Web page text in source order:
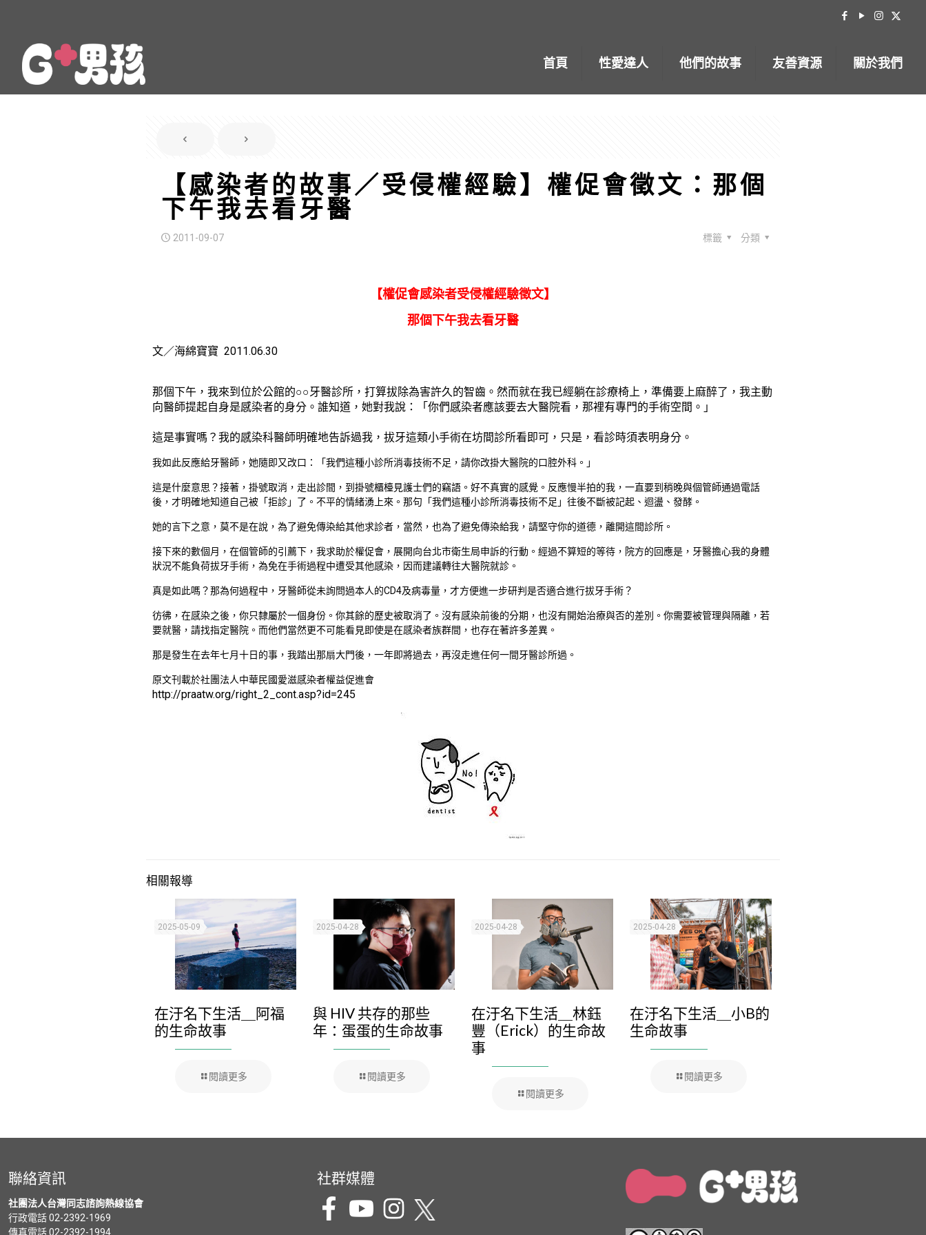
首頁 性愛達人 他們的故事 友善資源 關於我們
【感染者的故事／受侵權經驗】權促會徵文：那個
下午我去看牙醫
2011-09-07 分類
標籤
【權促會感染者受侵權經驗徵文】
那個下午我去看牙醫
文／海綿寶寶 2011.06.30
那個下午，我來到位於公館的○○牙醫診所，打算拔除為害許久的智齒。然而就在我已經躺在診療椅上，準備要上麻醉了，我主動
向醫師提起自身是感染者的身分。誰知道，她對我說：「你們感染者應該要去大醫院看，那裡有專門的手術空間。」
這是事實嗎？我的感染科醫師明確地告訴過我，拔牙這類小手術在坊間診所看即可，只是，看診時須表明身分。
我如此反應給牙醫師，她隨即又改口：「我們這種小診所消毒技術不足，請你改掛大醫院的口腔外科。」
這是什麼意思？接著，掛號取消，走出診間，到掛號櫃檯見護士們的竊語。好不真實的感覺。反應慢半拍的我，一直要到稍晚與個管師通過電話
後，才明確地知道自己被「拒診」了。不平的情緒湧上來。那句「我們這種小診所消毒技術不足」往後不斷被記起、迴盪、發酵。
她的言下之意，莫不是在說，為了避免傳染給其他求診者，當然，也為了避免傳染給我，請堅守你的道德，離開這間診所。
接下來的數個月，在個管師的引薦下，我求助於權促會，展開向台北市衛生局申訴的行動。經過不算短的等待，院方的回應是，牙醫擔心我的身體
狀況不能負荷拔牙手術，為免在手術過程中遭受其他感染，因而建議轉往大醫院就診。
真是如此嗎？那為何過程中，牙醫師從未詢問過本人的CD4及病毒量，才方便進一步研判是否適合進行拔牙手術？
彷彿，在感染之後，你只隸屬於一個身份。你其餘的歷史被取消了。沒有感染前後的分期，也沒有開始治療與否的差別。你需要被管理與隔離，若
要就醫，請找指定醫院。而他們當然更不可能看見即使是在感染者族群間，也存在著許多差異。
那是發生在去年七月十日的事，我踏出那扇大門後，一年即將過去，再沒走進任何一間牙醫診所過。
原文刊載於社團法人中華民國愛滋感染者權益促進會
http://praatw.org/right_2_cont.asp?id=245
相關報導
2025-05-09
在汙名下生活＿阿福
的生命故事
閱讀更多
2025-04-28
與 HIV 共存的那些
年：蛋蛋的生命故事
閱讀更多
2025-04-28
在汙名下生活＿林鈺
豐（Erick）的生命故
事
閱讀更多
2025-04-28
在汙名下生活＿小B的
生命故事
閱讀更多
聯絡資訊
社團法人台灣同志諮詢熱線協會
行政電話 02-2392-1969
傳真電話 02-2392-1994
社群媒體